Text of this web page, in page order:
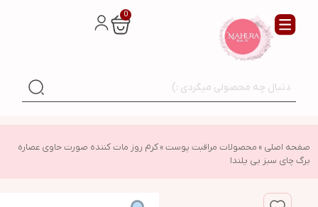
0
صفحه اصلی » محصولات مراقبت پوست»کرم روز مات کننده صورت حاوی عصاره
برگ چای سبز بی یلندا